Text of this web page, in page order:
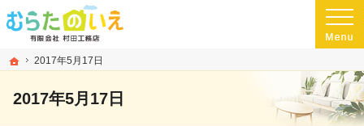
ホーム
2017年5月17日
2017年5月17日
プロの目線からご提案。熊本県玉名市の注文住宅・新築戸建てを手がける工務店
玉名市・玉名郡・荒尾市の高気密・高断熱・ローコスト住宅を手がける工務店な